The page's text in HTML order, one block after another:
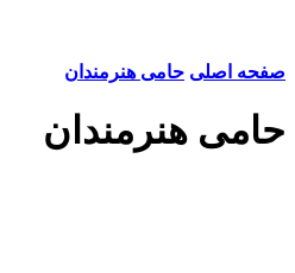
صفحه اصلی حامی هنرمندان
حامی هنرمندان